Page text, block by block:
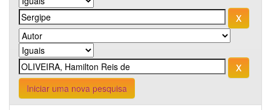
Iniciar uma nova pesquisa